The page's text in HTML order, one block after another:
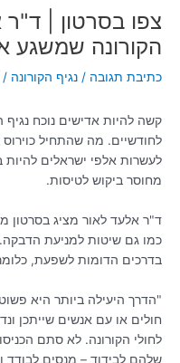
צפו בסרטון | ד"ר
הקורונה שמשגע
כתיבת תגובה / נגיף הקורונה /
קשה להיות אדישים נוכח
לחודשיים. מה שהתחיל
לעשרות אלפי ישראלים להיות
מחוסר ביקוש לטיסות.
ד"ר אלעד לאור מציג בסרטון
כמו גם שיטות למניעת הדבקה.
בדרכים הדומות לשפעת,
"הדרך היעילה ביותר היא
חולים או עם אנשים שייתכן
לחולי הקורונה. לא סתם
שלהם לבידוד – מנסים לבודד